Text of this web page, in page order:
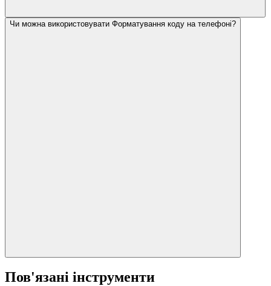
Чи можна використовувати Форматування коду на телефоні?
Пов'язані інструменти